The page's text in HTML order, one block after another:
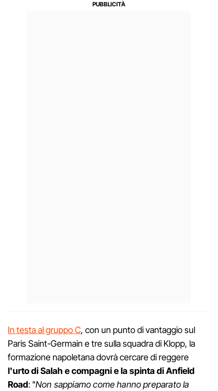
In testa al gruppo C, con un punto di vantaggio sul
Paris Saint-Germain e tre sulla squadra di Klopp, la
formazione napoletana dovrà cercare di reggere
l'urto di Salah e compagni e la spinta di Anfield
Road: "Non sappiamo come hanno preparato la